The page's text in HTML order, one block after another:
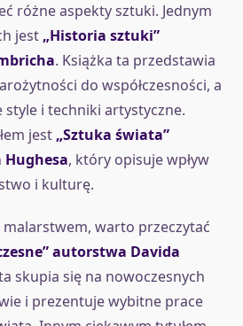
różne aspekty sztuki. Jednym
jest„Historia sztuki”
. Książka ta przedstawia
do współczesności, a
i techniki artystyczne.
jest„Sztuka świata”
, który opisuje wpływ
i kulturę.
malarstwem, warto przeczytać
autorstwa Davida
skupia się na nowoczesnych
i prezentuje wybitne prace